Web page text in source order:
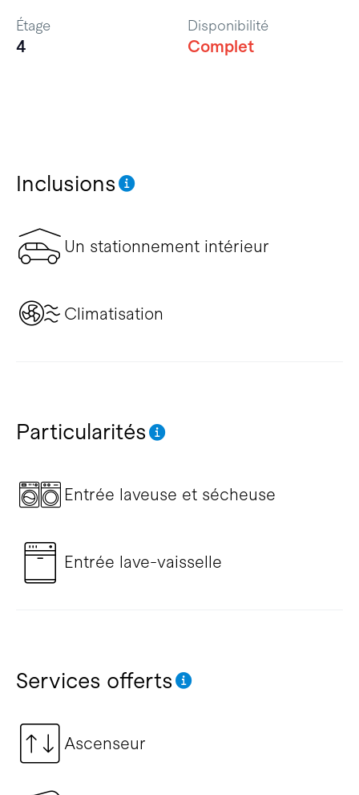
Inclusions
Un stationnement intérieur
Climatisation
Particularités
Entrée laveuse et sécheuse
Entrée lave-vaisselle
Services offerts
Ascenseur
Étage
4
Disponibilité
Complet